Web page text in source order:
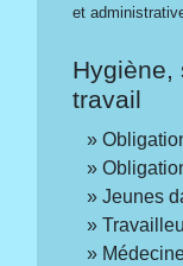
et
Hygiène,
travail
Jeunes